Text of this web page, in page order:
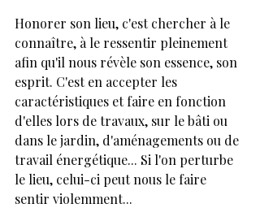
Honorer son lieu, c'est chercher à le
connaître, à le ressentir pleinement
afin qu'il nous révèle son essence, son
esprit. C'est en accepter les
caractéristiques et faire en fonction
d'elles lors de travaux, sur le bâti ou
dans le jardin, d'aménagements ou de
travail énergétique... Si l'on perturbe
le lieu, celui-ci peut nous le faire
sentir violemment...